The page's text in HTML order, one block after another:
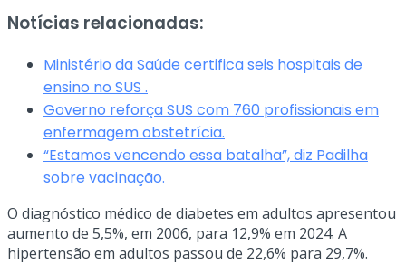
Notícias relacionadas:
Ministério da Saúde certifica seis hospitais de
ensino no SUS .
Governo reforça SUS com 760 profissionais em
enfermagem obstetrícia.
“Estamos vencendo essa batalha”, diz Padilha
sobre vacinação.
O diagnóstico médico de diabetes em adultos apresentou
aumento de 5,5%, em 2006, para 12,9% em 2024. A
hipertensão em adultos passou de 22,6% para 29,7%.